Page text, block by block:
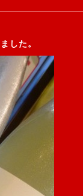
した。